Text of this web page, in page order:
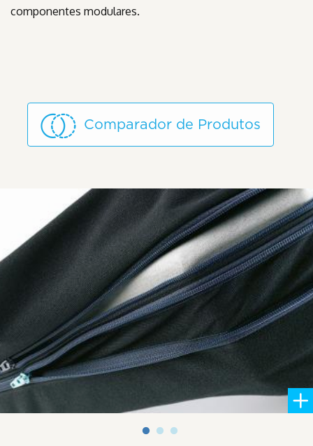
componentes modulares.
Comparador de Produtos